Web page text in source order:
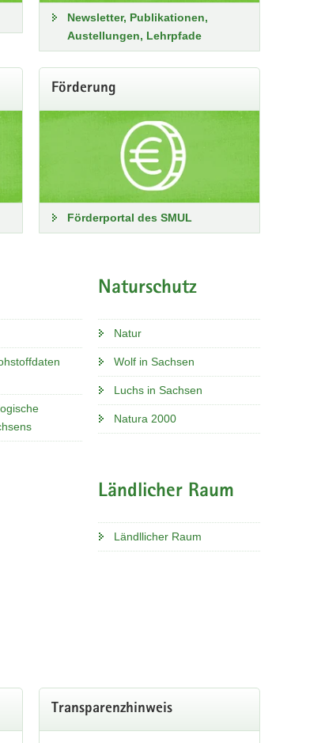
Geologie
und den ländlichen Raum.
Sonneneinstrahlung und warmen
die Ozonkonzentration in Sachsen derzeit erhöht.
oder vorgeschädigte Personen wie
bei hohen Ozonwerten körperliche Anstrengungen
Newsletter, Publikationen,
Austellungen, Lehrpfade
Förderung
Förderportal des SMUL
Naturschutz
Natur
Wolf in Sachsen
Luchs in Sachsen
Natura 2000
Ländlicher Raum
Ländllicher Raum
Transparenzhinweis